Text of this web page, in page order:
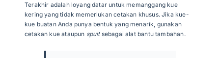
Terakhir adalah loyang datar untuk memanggang kue
kering yang tidak memerlukan cetakan khusus. Jika kue-
kue buatan Anda punya bentuk yang menarik, gunakan
cetakan kue ataupun spuit sebagai alat bantu tambahan.